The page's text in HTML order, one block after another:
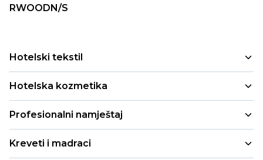
Hotelski tekstil
Jastuci i jorgani
Deke i prekrivači
Posteljina
Hotelska kozmetika
Refill i cartridge pakovanja
Profesionalna pakovanja
Profesionalni namještaj
Stolice za enterijer sa rukonaslonom
Kreveti i madraci
RWOODN/S